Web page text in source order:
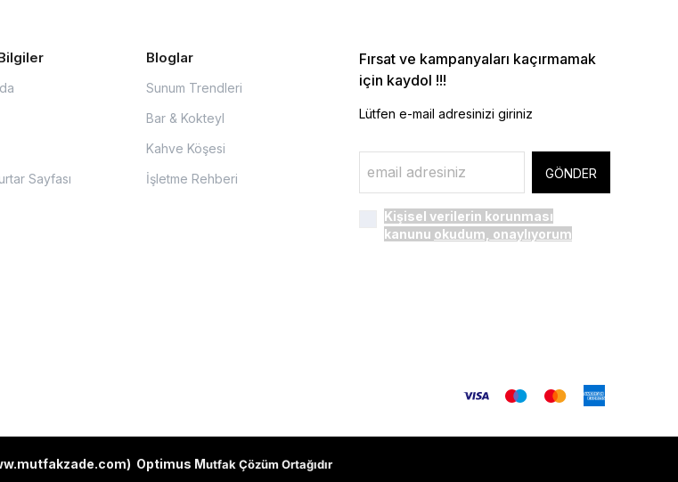
Sayfası
Bloglar
Sunum Trendleri
Bar & Kokteyl
Kahve Köşesi
İşletme Rehberi
Fırsat ve kampanyaları kaçırmamak
için kaydol !!!
Lütfen e-mail adresinizi giriniz
GÖNDER
Kişisel verilerin korunması
kanunu okudum, onaylıyorum
) Optimus Mutfak Çözüm Ortağıdır